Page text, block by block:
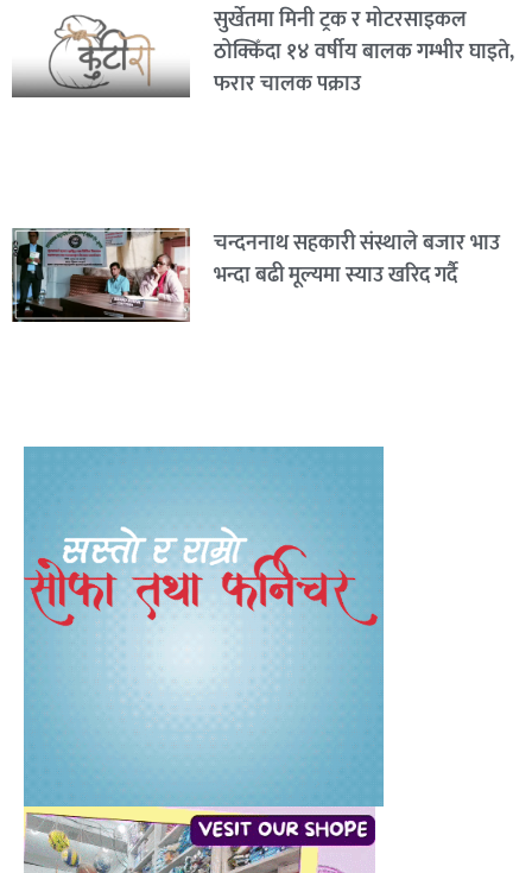
सुर्खेतमा मिनी ट्रक र मोटरसाइकल
ठोक्किँदा १४ वर्षीय बालक गम्भीर घाइते,
फरार चालक पक्राउ
चन्दननाथ सहकारी संस्थाले बजार भाउ
भन्दा बढी मूल्यमा स्याउ खरिद गर्दै